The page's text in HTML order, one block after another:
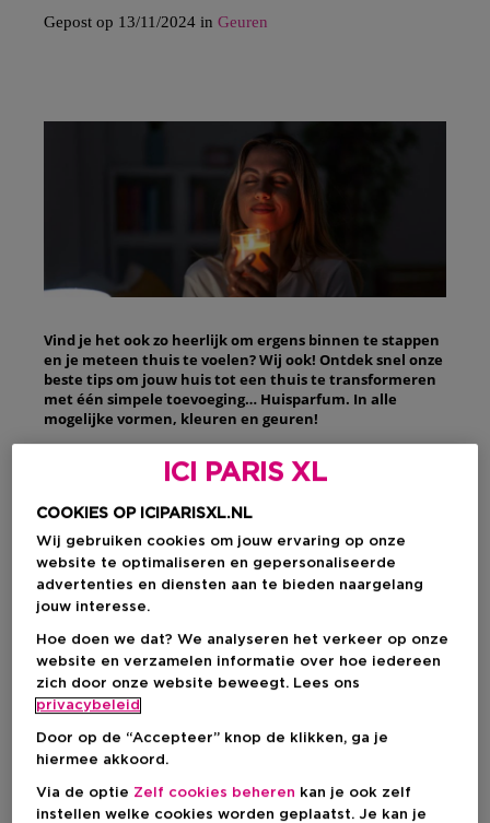
Gepost op 13/11/2024 in Geuren
Vind je het ook zo heerlijk om ergens binnen te stappen
en je meteen thuis te voelen? Wij ook! Ontdek snel onze
beste tips om jouw huis tot een thuis te transformeren
met één simpele toevoeging… Huisparfum. In alle
mogelijke vormen, kleuren en geuren!
Huisparfum voor een
happy home
Je loopt een luxehotel of mooie boetiek binnen en er valt
meteen iets op: een
ruimte, ook in jouw huis. Want de juiste geur bepaalt jouw
stemming, roeptherinneringenop en bevordert het
welzijnsgevoel. Waar je je goed en veilig voelt. Geuren
bezitten de kracht om je met één enkel zintuig naar een
signatuurgeurom je huis te vullen met het gevoel dat jij wilt
creëren. Voor jezelf én voor je bezoek.
ICI PARIS XL
COOKIES OP ICIPARISXL.NL
Wij gebruiken cookies om jouw ervaring op onze
website te optimaliseren en gepersonaliseerde
advertenties en diensten aan te bieden naargelang
jouw interesse.
Hoe doen we dat? We analyseren het verkeer op onze
website en verzamelen informatie over hoe iedereen
zich door onze website beweegt. Lees ons
privacybeleid
Door op de “Accepteer” knop de klikken, ga je
hiermee akkoord.
Via de optie Zelf cookies beheren kan je ook zelf
instellen welke cookies worden geplaatst. Je kan je